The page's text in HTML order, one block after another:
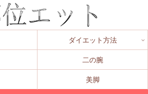
ダイエット方法
二の腕
美脚